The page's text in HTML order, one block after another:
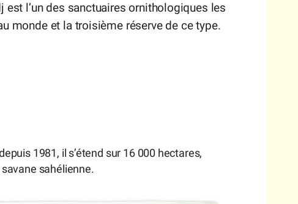
est l’un des sanctuaires ornithologiques les
monde et la troisième réserve de ce type.
1981, il s’étend sur 16 000 hectares,
sahélienne.